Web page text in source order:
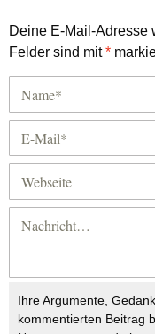
Deine E-Mail-Adresse
Felder sind mit*
Ihre Argumente,
kommentierten Beitrag